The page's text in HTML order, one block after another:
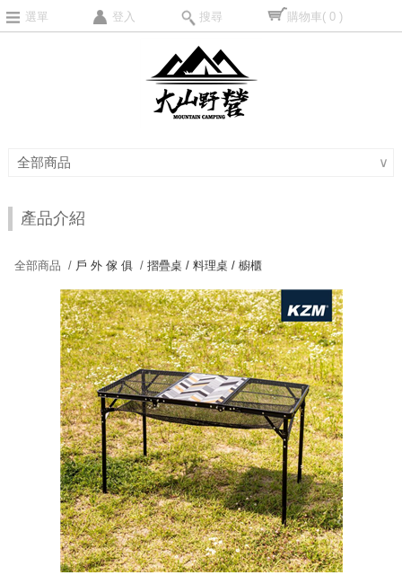
選單 登入 搜尋 購物車( 0 )
全部商品 ∨
產品介紹
全部商品 / 戶 外 傢 俱 /摺疊桌 / 料理桌 / 櫥櫃